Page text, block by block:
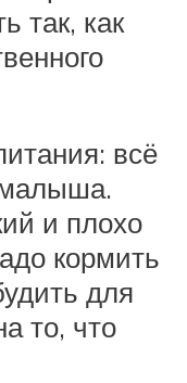
так, как
всё
малыша.
и плохо
кормить
для
то, что